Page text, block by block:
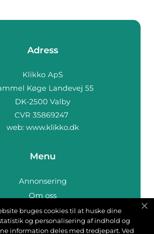
Adress
web: www.klikko.dk
Menu
Annonsering
Om oss
Cookies
Kontakta oss
bruges cookies til at huske dine
og personalisering af indhold og
information deles med tredjepart. Ved